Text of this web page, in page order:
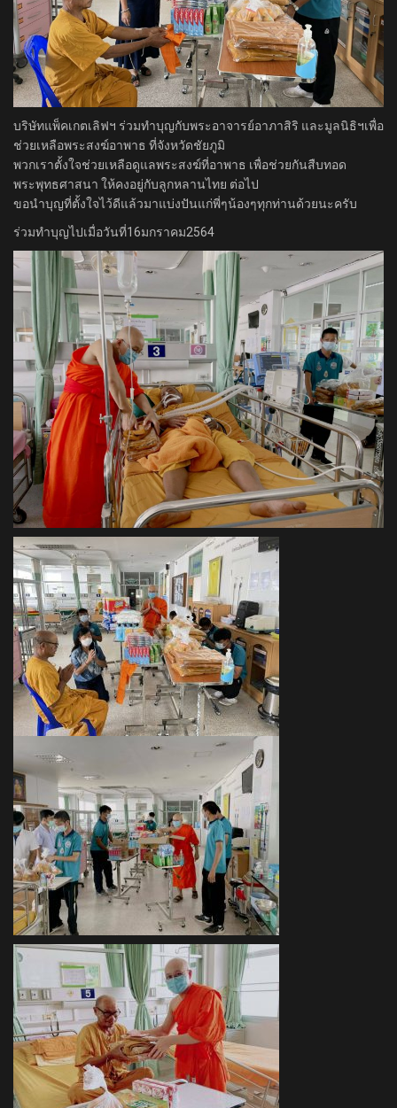
บริษัทแพ็คเกตเลิฟฯ ร่วมทำบุญกับพระอาจารย์อาภาสิริ และมูลนิธิฯ​เพื่อ
ช่วยเหลือพระสงฆ์อาพาธ​ ที่จังหวัดชัยภูมิ
พวกเราตั้งใจช่วยเหลือดูแลพระสงฆ์ที่อาพาธ เพื่อช่วยกันสืบทอด
พระพุทธศาสนา ให้คงอยู่กับลูกหลานไทย ต่อไป
ขอนำบุญที่ตั้งใจไว้ดีแล้วมาแบ่งปันแก่พี่ๆน้องๆทุกท่านด้วยนะครับ
ร่วมทำบุญไปเมื่อวันที่16มกราคม2564